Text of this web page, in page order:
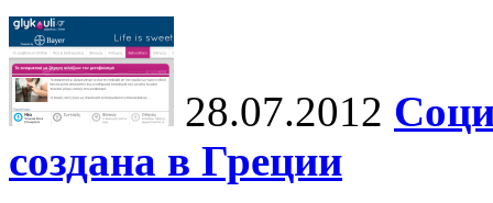
28.07.2012
создана в Греции